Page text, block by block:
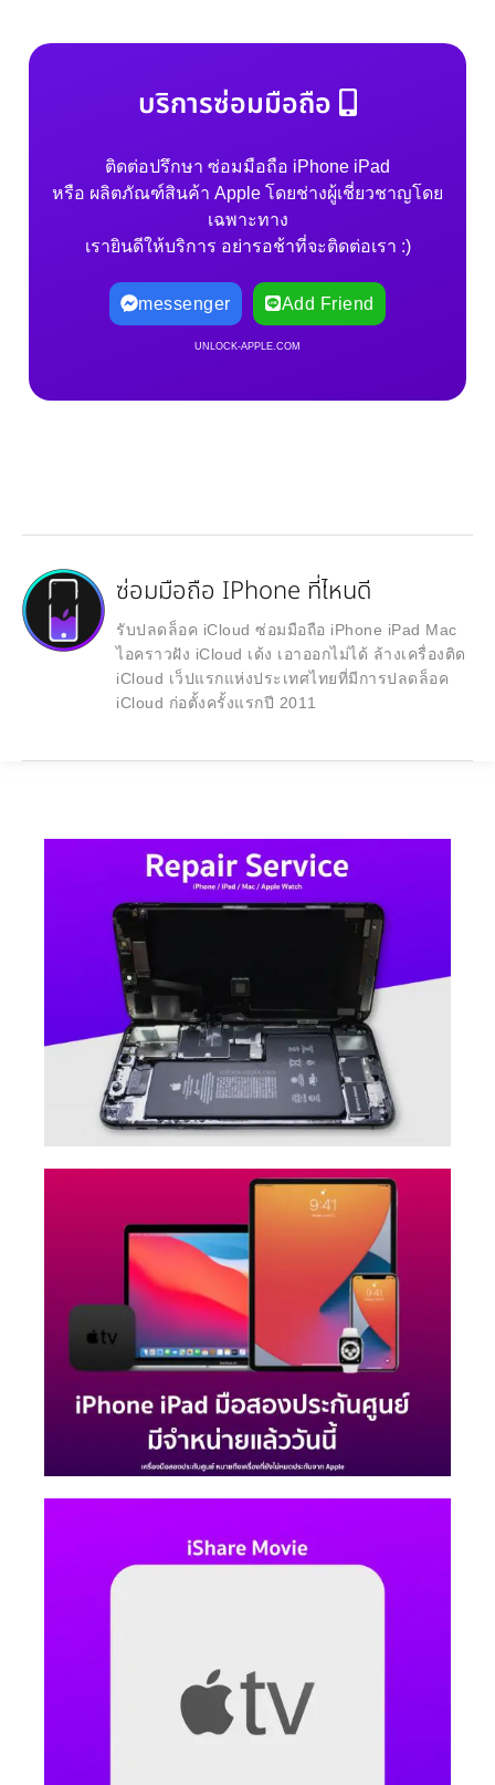
บริการซ่อมมือถือ
ติดต่อปรึกษา ซ่อมมือถือ iPhone iPad
หรือ ผลิตภัณฑ์สินค้า Apple โดยช่างผู้เชี่ยวชาญโดย
เฉพาะทาง
เรายินดีให้บริการ อย่ารอช้าที่จะติดต่อเรา :)
messenger Add Friend
UNLOCK-APPLE.COM
ซ่อมมือถือ IPhone ที่ไหนดี
รับปลดล็อค iCloud ซ่อมมือถือ iPhone iPad Mac
ไอคราวฝัง iCloud เด้ง เอาออกไม่ได้ ล้างเครื่องติด
iCloud เว็ปแรกแห่งประเทศไทยที่มีการปลดล็อค
iCloud ก่อตั้งครั้งแรกปี 2011